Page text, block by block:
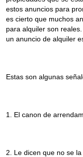
estos anuncios para
es cierto que muchos
para alquiler son
un anuncio de alquiler
Estas son algunas
1. El canon de
2. Le dicen que no se